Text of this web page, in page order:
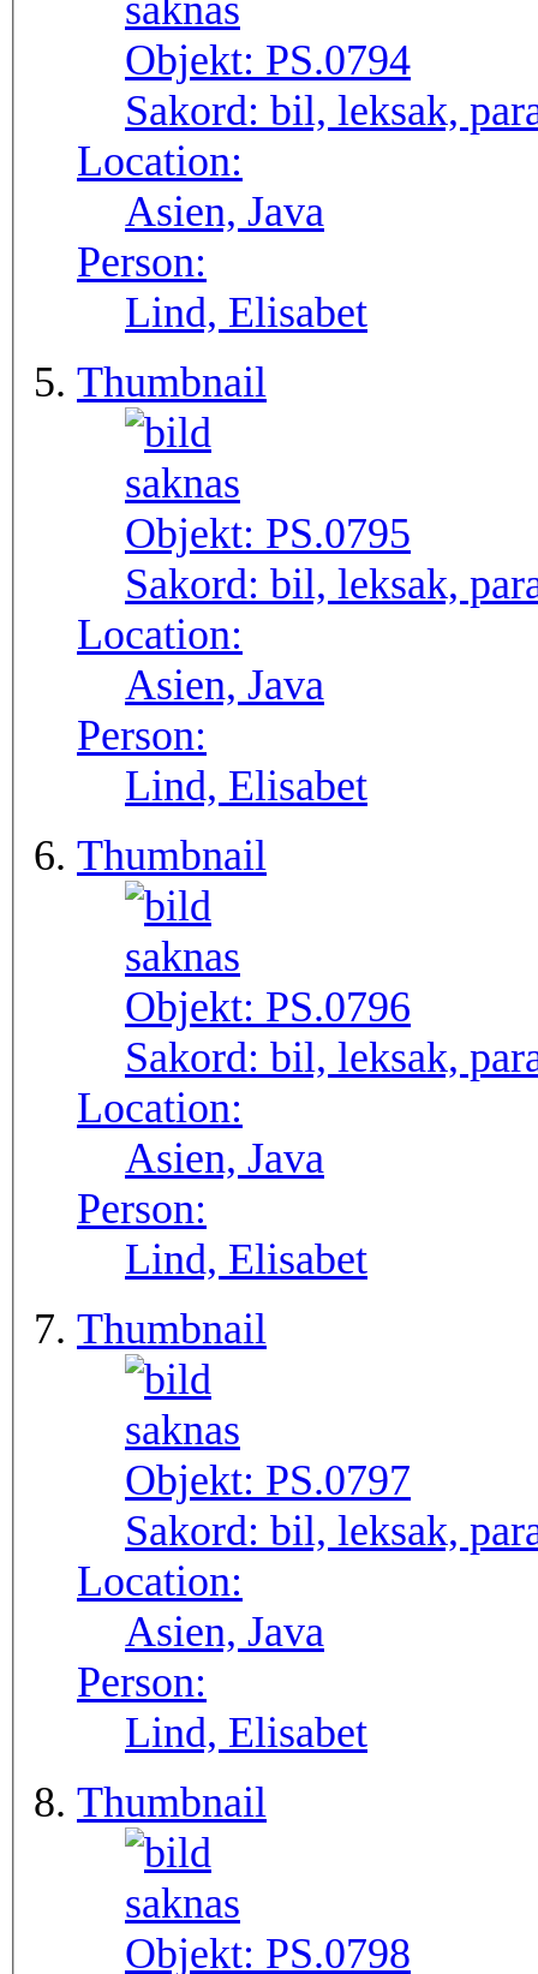
Objekt: PS.0794
Sakord: bil, leksak,
Location:
Asien, Java
Person:
Lind, Elisabet
Thumbnail
Objekt: PS.0795
Sakord: bil, leksak,
Location:
Asien, Java
Person:
Lind, Elisabet
Thumbnail
Objekt: PS.0796
Sakord: bil, leksak,
Location:
Asien, Java
Person:
Lind, Elisabet
Thumbnail
Objekt: PS.0797
Sakord: bil, leksak,
Location:
Asien, Java
Person:
Lind, Elisabet
Thumbnail
Objekt: PS.0798